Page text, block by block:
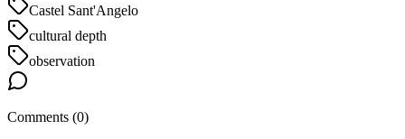
Castel Sant'Angelo
cultural depth
observation
Comments (0)